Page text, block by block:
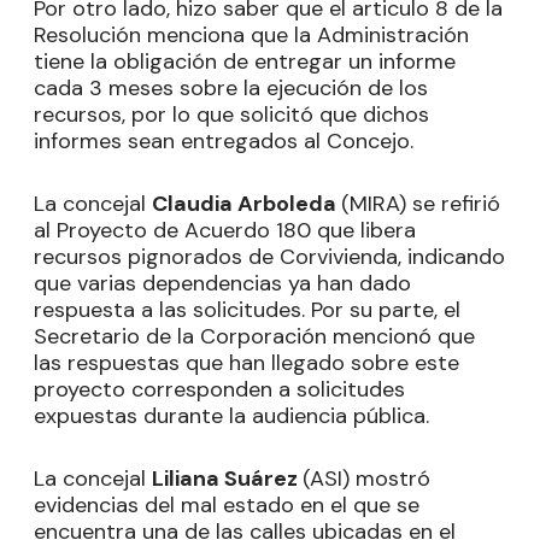
Por otro lado, hizo saber que el articulo 8 de la
Resolución menciona que la Administración
tiene la obligación de entregar un informe
cada 3 meses sobre la ejecución de los
recursos, por lo que solicitó que dichos
informes sean entregados al Concejo.
La concejal Claudia Arboleda (MIRA) se refirió
al Proyecto de Acuerdo 180 que libera
recursos pignorados de Corvivienda, indicando
que varias dependencias ya han dado
respuesta a las solicitudes. Por su parte, el
Secretario de la Corporación mencionó que
las respuestas que han llegado sobre este
proyecto corresponden a solicitudes
expuestas durante la audiencia pública.
La concejal Liliana Suárez (ASI) mostró
evidencias del mal estado en el que se
encuentra una de las calles ubicadas en el